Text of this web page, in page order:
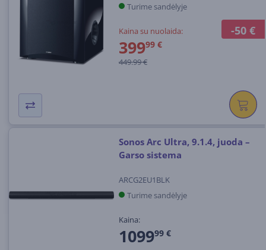
-50 €
Turime sandėlyje
Kaina su nuolaida:
39999 €
449.99 €
Sonos Arc Ultra, 9.1.4, juoda –
Garso sistema
ARCG2EU1BLK
Turime sandėlyje
Kaina:
109999 €